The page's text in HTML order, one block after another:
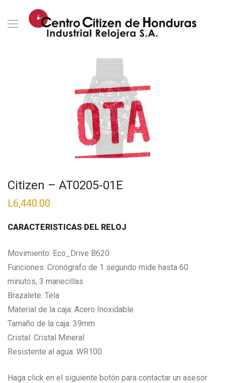
Citizen – AT0205-01E
L6,440.00
CARACTERISTICAS DEL RELOJ
Movimiento: Eco_Drive B620
Funciones: Cronógrafo de 1 segundo mide hasta 60
minutos, 3 manecillas
Brazalete: Tela
Material de la caja: Acero Inoxidable
Tamaño de la caja: 39mm
Cristal: Cristal Mineral
Resistente al agua: WR100
Haga click en el siguiente botón para contactar un asesor